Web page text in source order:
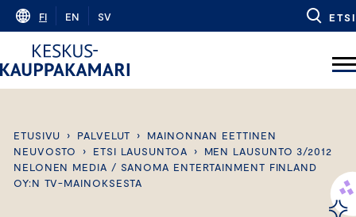
Skip
content
FI EN SV ETSI
ETUSIVU › PALVELUT ›
MAINONNAN EETTINEN
NEUVOSTO
› ETSI LAUSUNTOA ›
MEN LAUSUNTO 3/2012
NELONEN MEDIA / SANOMA ENTERTAINMENT FINLAND
OY:N TV-MAINOKSESTA